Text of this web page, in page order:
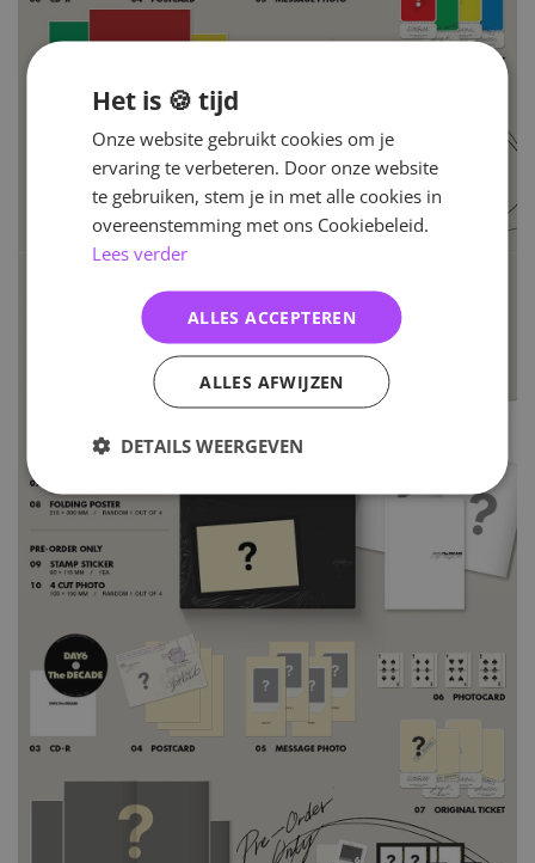
Het is 🍪 tijd
Onze website gebruikt cookies om je
ervaring te verbeteren. Door onze website
te gebruiken, stem je in met alle cookies in
overeenstemming met ons Cookiebeleid.
Lees verder
ALLES ACCEPTEREN
ALLES AFWIJZEN
DETAILS WEERGEVEN